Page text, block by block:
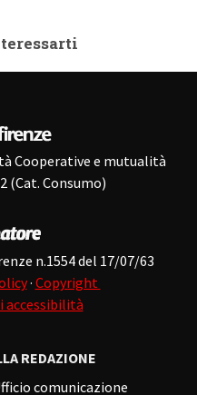
Cooperative e mutualità
(Cat. Consumo)
n.1554 del 17/07/63
· Copyright
accessibilità
REDAZIONE
comunicazione